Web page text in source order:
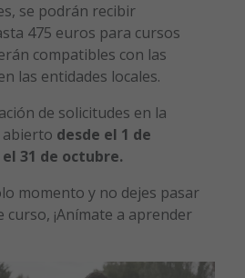
se podrán recibir
475 euros para cursos
compatibles con las
las entidades locales.
de solicitudes en la
abierto desde el 1 de
31 de octubre.
momento y no dejes pasar
curso, ¡Anímate a aprender